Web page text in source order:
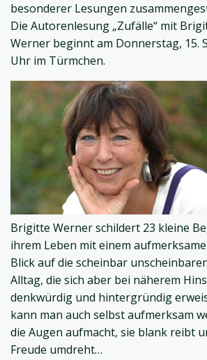
besonderer Lesungen
Die Autorenlesung „Zufälle“ mit
Werner beginnt am Donnerstag, 15.
Uhr im Türmchen.
Brigitte Werner schildert 23 kleine
ihrem Leben mit einem
Blick auf die scheinbar
Alltag, die sich aber bei näherem
denkwürdig und hintergründig
kann man auch selbst aufmerksam
die Augen aufmacht, sie blank reibt
Freude umdreht…